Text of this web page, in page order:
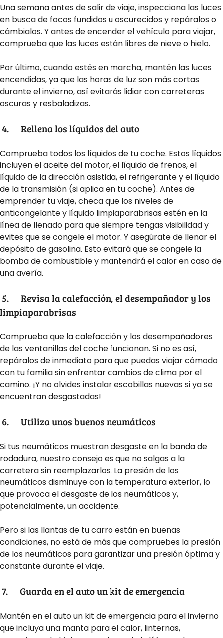
Una semana antes de salir de viaje, inspecciona las luces
en busca de focos fundidos u oscurecidos y repáralos o
cámbialos. Y antes de encender el vehículo para viajar,
comprueba que las luces están libres de nieve o hielo.
Por último, cuando estés en marcha, mantén las luces
encendidas, ya que las horas de luz son más cortas
durante el invierno, así evitarás lidiar con carreteras
oscuras y resbaladizas.
4. Rellena los líquidos del auto
Comprueba todos los líquidos de tu coche. Estos líquidos
incluyen el aceite del motor, el líquido de frenos, el
líquido de la dirección asistida, el refrigerante y el líquido
de la transmisión (si aplica en tu coche). Antes de
emprender tu viaje, checa que los niveles de
anticongelante y líquido limpiaparabrisas estén en la
línea de llenado para que siempre tengas visibilidad y
evites que se congele el motor. Y asegúrate de llenar el
depósito de gasolina. Esto evitará que se congele la
bomba de combustible y mantendrá el calor en caso de
una avería.
5. Revisa la calefacción, el desempañador y los
limpiaparabrisas
Comprueba que la calefacción y los desempañadores
de las ventanillas del coche funcionan. Si no es así,
repáralos de inmediato para que puedas viajar cómodo
con tu familia sin enfrentar cambios de clima por el
camino. ¡Y no olvides instalar escobillas nuevas si ya se
encuentran desgastadas!
6. Utiliza unos buenos neumáticos
Si tus neumáticos muestran desgaste en la banda de
rodadura, nuestro consejo es que no salgas a la
carretera sin reemplazarlos. La presión de los
neumáticos disminuye con la temperatura exterior, lo
que provoca el desgaste de los neumáticos y,
potencialmente, un accidente.
Pero si las llantas de tu carro están en buenas
condiciones, no está de más que compruebes la presión
de los neumáticos para garantizar una presión óptima y
constante durante el viaje.
7. Guarda en el auto un kit de emergencia
Mantén en el auto un kit de emergencia para el invierno
que incluya una manta para el calor, linternas,